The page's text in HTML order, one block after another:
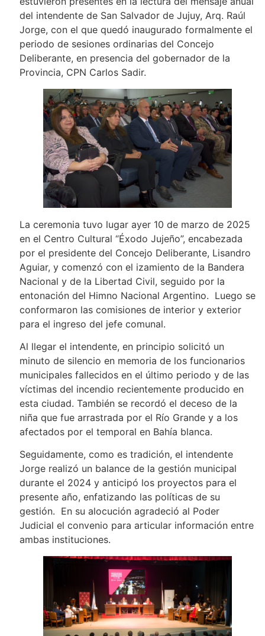
del intendente de San Salvador de Jujuy, Arq. Raúl
Jorge, con el que quedó inaugurado formalmente el
periodo de sesiones ordinarias del Concejo
Deliberante, en presencia del gobernador de la
Provincia, CPN Carlos Sadir.
La ceremonia tuvo lugar ayer 10 de marzo de 2025
en el Centro Cultural “Éxodo Jujeño”, encabezada
por el presidente del Concejo Deliberante, Lisandro
Aguiar, y comenzó con el izamiento de la Bandera
Nacional y de la Libertad Civil, seguido por la
entonación del Himno Nacional Argentino. Luego se
conformaron las comisiones de interior y exterior
para el ingreso del jefe comunal.
Al llegar el intendente, en principio solicitó un
minuto de silencio en memoria de los funcionarios
municipales fallecidos en el último periodo y de las
víctimas del incendio recientemente producido en
esta ciudad. También se recordó el deceso de la
niña que fue arrastrada por el Río Grande y a los
afectados por el temporal en Bahía blanca.
Seguidamente, como es tradición, el intendente
Jorge realizó un balance de la gestión municipal
durante el 2024 y anticipó los proyectos para el
presente año, enfatizando las políticas de su
gestión. En su alocución agradeció al Poder
Judicial el convenio para articular información entre
ambas instituciones.